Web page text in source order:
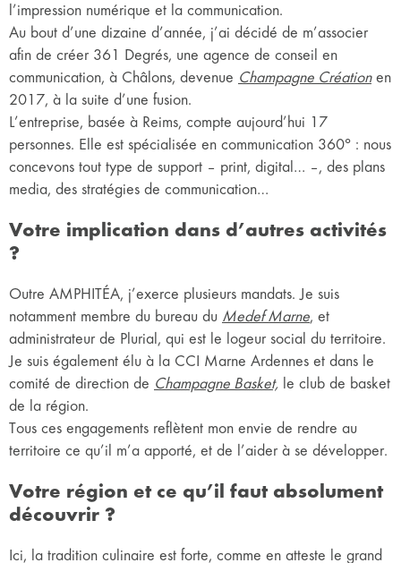
l’impression numérique et la communication.
Au bout d’une dizaine d’année, j’ai décidé de m’associer
afin de créer 361 Degrés, une agence de conseil en
communication, à Châlons, devenue Champagne Créationen
2017, à la suite d’une fusion.
L’entreprise, basée à Reims, compte aujourd’hui 17
personnes. Elle est spécialisée en communication 360° : nous
concevons tout type de support – print, digital… –, des plans
media, des stratégies de communication…
Votre implication dans d’autres activités
?
Outre AMPHITÉA, j’exerce plusieurs mandats. Je suis
notamment membre du bureau du Medef Marne, et
administrateur de Plurial, qui est le logeur social du territoire.
Je suis également élu à la CCI Marne Ardennes et dans le
comité de direction de Champagne Basket, le club de basket
de la région.
Tous ces engagements reflètent mon envie de rendre au
territoire ce qu’il m’a apporté, et de l’aider à se développer.
Votre région et ce qu’il faut absolument
découvrir ?
Ici, la tradition culinaire est forte, comme en atteste le grand